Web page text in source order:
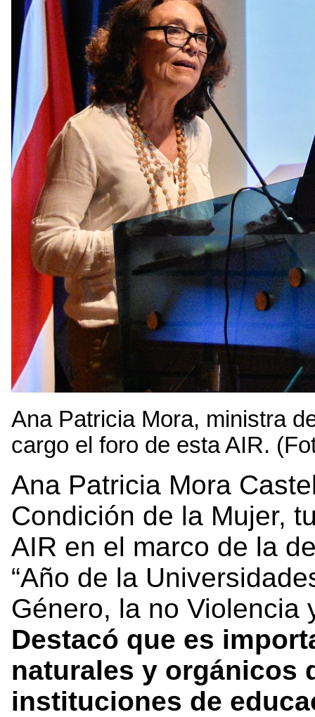
Ana Patricia Mora, ministra
cargo el foro de esta AIR.
Ana Patricia Mora
Condición de la Mujer,
AIR en el marco de la
“Año de la
Género, la no Violencia
Destacó que es
naturales y orgánicos
instituciones de